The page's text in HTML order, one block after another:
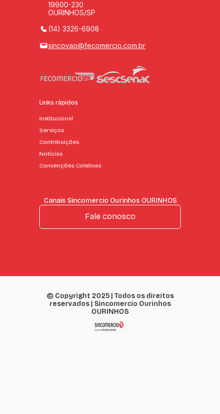
19900-230
OURINHOS/SP
(14) 3326-6908
sincovao@fecomercio.com.br
Links rápidos
Institucional
Serviços
Contribuições
Notícias
Convenções Coletivas
Canais Sincomercio Ourinhos OURINHOS
Fale conosco
© Copyright 2025 | Todos os direitos
reservados | Sincomercio Ourinhos
OURINHOS